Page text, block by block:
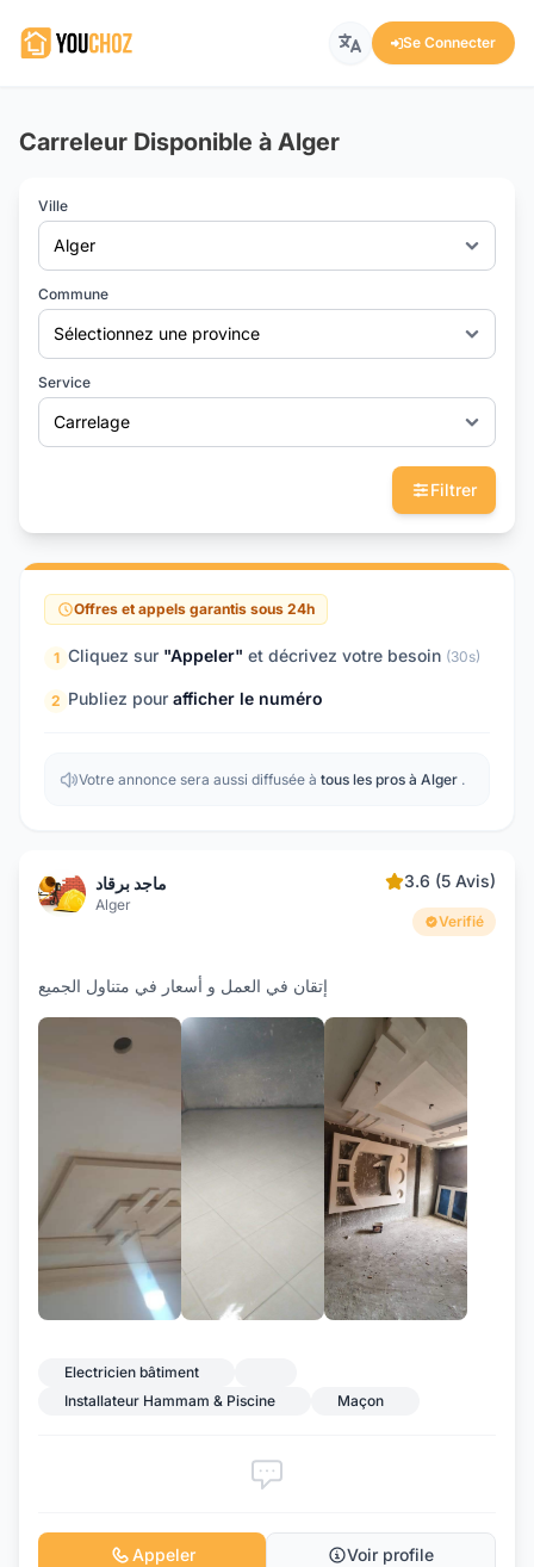
Se Connecter
Carreleur Disponible à Alger
Ville
Alger
Commune
Sélectionnez une province
Service
Carrelage
Filtrer
Offres et appels garantis sous 24h
1 Cliquez sur "Appeler" et décrivez votre besoin (30s)
2 Publiez pour afficher le numéro
Votre annonce sera aussi diffusée à tous les pros à Alger .
ماجد برقاد
Alger
3.6 (5 Avis)
Verifié
إتقان في العمل و أسعار في متناول الجميع
Electricien bâtiment
Installateur Hammam & Piscine
Maçon
Appeler Voir profile